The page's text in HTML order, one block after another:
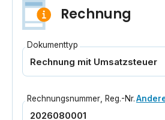
Rechnung
Dokumenttyp
Rechnungsnummer Reg.-Nr.